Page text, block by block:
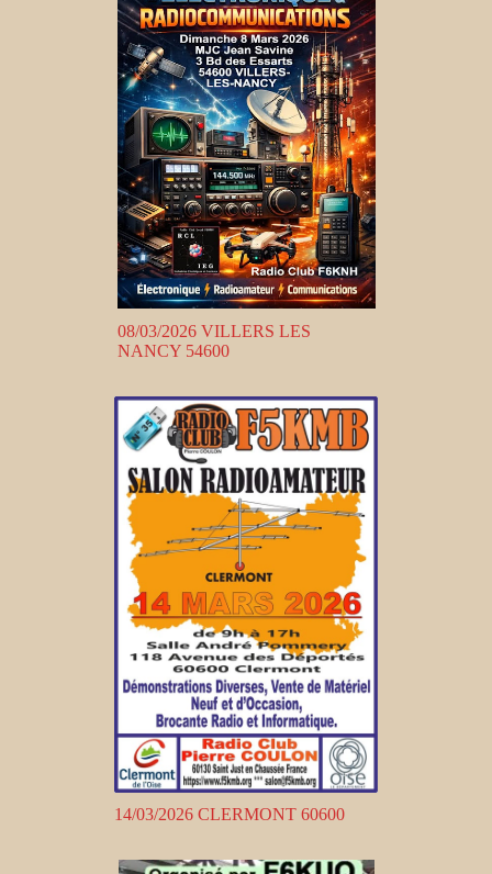
08/03/2026 VILLERS LES
NANCY 54600
14/03/2026 CLERMONT 60600